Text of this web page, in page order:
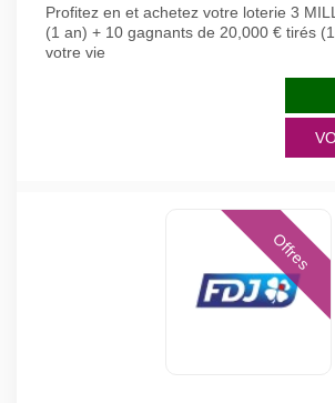
Profitez en et achetez votre loterie 3
(1 an) + 10 gagnants de 20,000 € tirés
votre vie
Offres